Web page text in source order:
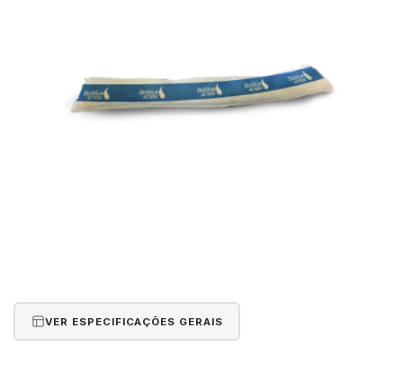
VER ESPECIFICAÇÕES GERAIS